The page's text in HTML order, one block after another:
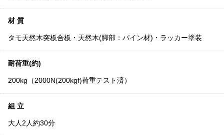
材 質
タモ天然木突板合板・天然木(脚部：パイン材)・ラッカー塗装
耐荷重(約)
200kg（2000N(200kgf)荷重テスト済）
組 立
大人2人約30分